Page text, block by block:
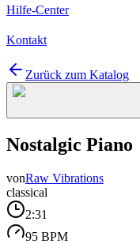
Hilfe-Center
Kontakt
Zurück zum Katalog
Nostalgic Piano
vonRaw Vibrations
classical
2:31
95 BPM